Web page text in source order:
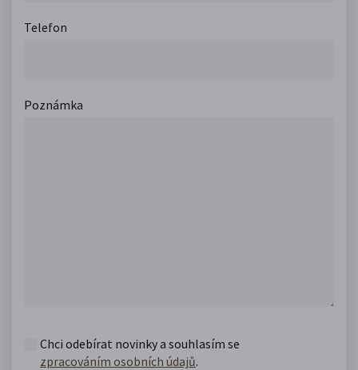
Telefon
Poznámka
Chci odebírat novinky a souhlasím se
zpracováním osobních údajů.